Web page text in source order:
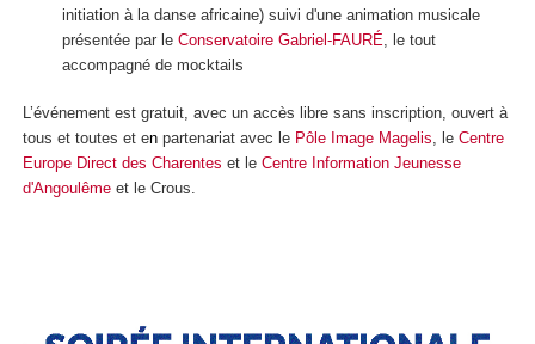
initiation à la danse africaine) suivi d'une animation musicale
présentée par le Conservatoire Gabriel-FAURÉ , le tout
accompagné de mocktails
L’événement est gratuit, avec un accès libre sans inscription, ouvert à
tous et toutes et en partenariat avec le Pôle Image Magelis, le Centre
Europe Direct des Charentes et le Centre Information Jeunesse
d'Angoulême et le Crous.